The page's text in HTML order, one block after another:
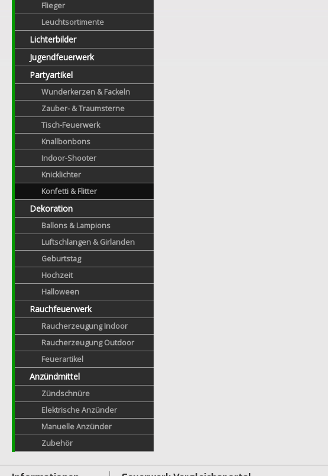
Flieger
Leuchtsortimente
Lichterbilder
Jugendfeuerwerk
Partyartikel
Wunderkerzen & Fackeln
Zauber- & Traumsterne
Tisch-Feuerwerk
Knallbonbons
Indoor-Shooter
Knicklichter
Konfetti & Flitter
Dekoration
Ballons & Lampions
Luftschlangen & Girlanden
Geburtstag
Hochzeit
Halloween
Rauchfeuerwerk
Raucherzeugung Indoor
Raucherzeugung Outdoor
Feuerartikel
Anzündmittel
Zündschnüre
Elektrische Anzünder
Manuelle Anzünder
Zubehör